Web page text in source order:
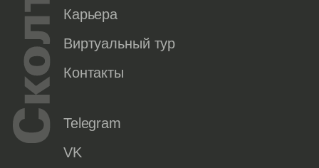
Карьера
Виртуальный тур
Контакты
Telegram
VK